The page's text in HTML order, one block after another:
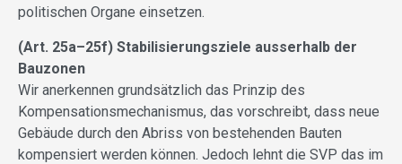
politischen Organe einsetzen.
(Art. 25a–25f) Stabilisierungsziele ausserhalb der
Bauzonen
Wir anerkennen grundsätzlich das Prinzip des
Kompensationsmechanismus, das vorschreibt, dass neue
Gebäude durch den Abriss von bestehenden Bauten
kompensiert werden können. Jedoch lehnt die SVP das im